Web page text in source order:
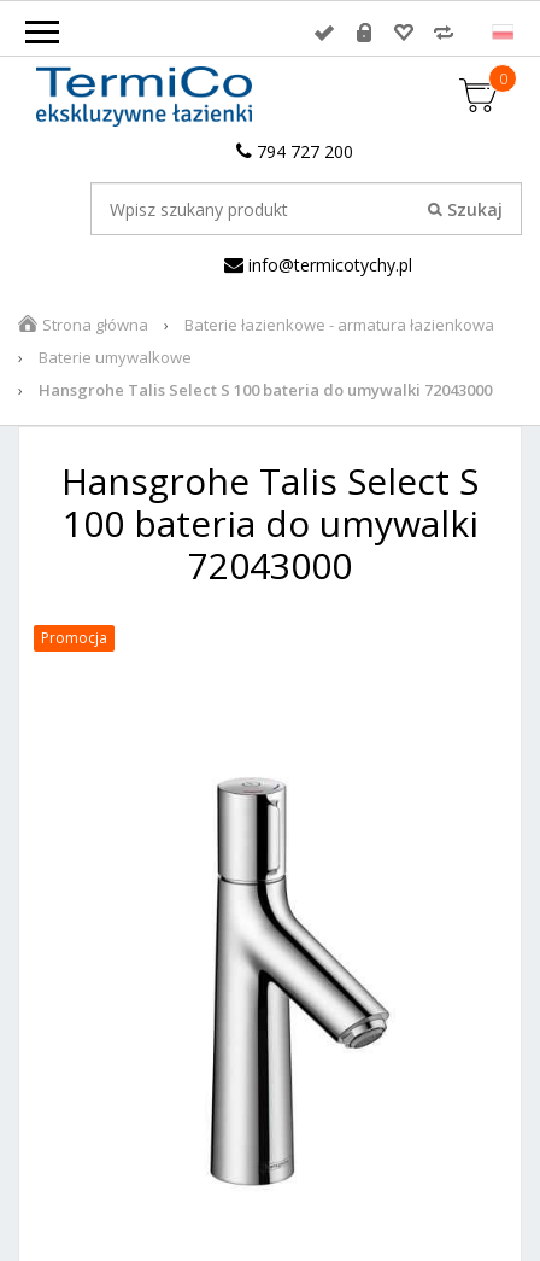
0
794 727 200
info@termicotychy.pl
Strona główna
Baterie łazienkowe - armatura łazienkowa
Baterie umywalkowe
Hansgrohe Talis Select S 100 bateria do umywalki 72043000
Hansgrohe Talis Select S
100 bateria do umywalki
72043000
Promocja